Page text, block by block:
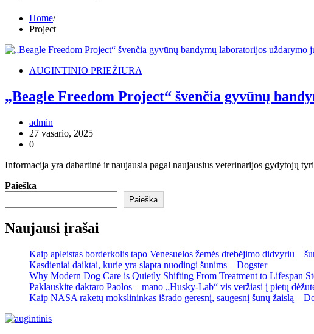
Home
Project
AUGINTINIO PRIEŽIŪRA
„Beagle Freedom Project“ švenčia gyvūnų
admin
27 vasario, 2025
0
Informacija yra dabartinė ir naujausia pagal naujausius veterinarijos gydytojų
Paieška
Paieška
Naujausi įrašai
Kaip apleistas borderkolis tapo Venesuelos žemės drebėjimo didvyriu –
Kasdieniai daiktai, kurie yra slapta nuodingi šunims – Dogster
Why Modern Dog Care is Quietly Shifting From Treatment to Lifespan
Paklauskite daktaro Paolos – mano „Husky-Lab“ vis veržiasi į pietų
Kaip NASA raketų mokslininkas išrado geresnį, saugesnį šunų žaislą –